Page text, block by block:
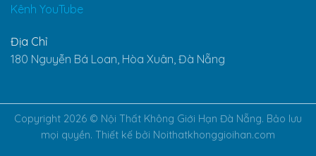
Kênh YouTube
Địa Chỉ
180 Nguyễn Bá Loan, Hòa Xuân, Đà Nẵng
Copyright 2026 © Nội Thất Không Giới Hạn Đà Nẵng. Bảo lưu
mọi quyền. Thiết kế bởi Noithatkhonggioihan.com